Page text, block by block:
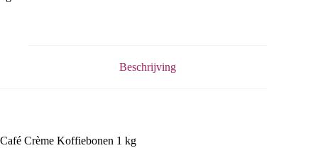
Beschrijving
Café Crème Koffiebonen 1 kg